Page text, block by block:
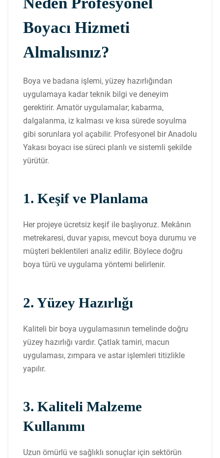
Boyacı Hizmeti
Almalısınız?
Boya ve badana işlemi, yüzey hazırlığından
uygulamaya kadar teknik bilgi ve deneyim
gerektirir. Amatör uygulamalar; kabarma,
dalgalanma, iz kalması ve kısa sürede soyulma
gibi sorunlara yol açabilir. Profesyonel bir Anadolu
Yakası boyacı ise süreci planlı ve sistemli şekilde
yürütür.
1. Keşif ve Planlama
Her projeye ücretsiz keşif ile başlıyoruz. Mekânın
metrekaresi, duvar yapısı, mevcut boya durumu ve
müşteri beklentileri analiz edilir. Böylece doğru
boya türü ve uygulama yöntemi belirlenir.
2. Yüzey Hazırlığı
Kaliteli bir boya uygulamasının temelinde doğru
yüzey hazırlığı vardır. Çatlak tamiri, macun
uygulaması, zımpara ve astar işlemleri titizlikle
yapılır.
3. Kaliteli Malzeme
Kullanımı
Uzun ömürlü ve sağlıklı sonuçlar için sektörün